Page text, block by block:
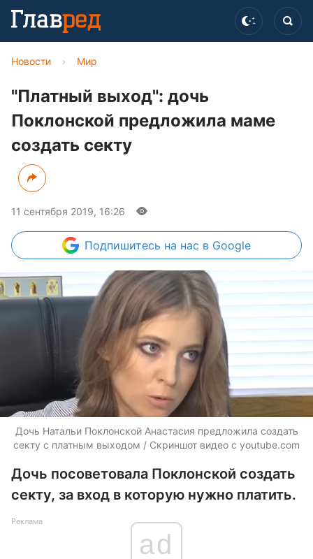
Новости › Мир
"Платный выход": дочь
Поклонской предложила маме
создать секту
11 сентября 2019, 16:26
Подпишитесь на нас в Google
Дочь Натальи Поклонской Анастасия предложила создать
секту с платным выходом / Скриншот видео с youtube.com
Дочь посоветовала Поклонской создать
секту, за вход в которую нужно платить.
Реклама
ad